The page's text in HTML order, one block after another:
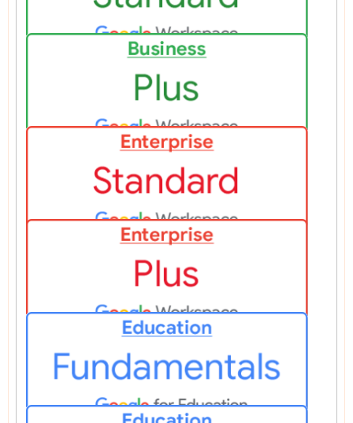
Google Workspace Business Standard
Google Workspace Business Plus
Google Workspace Enterprise Standard
Google Workspace Enterprise Plus